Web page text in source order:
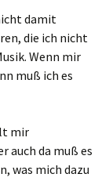
damit
die ich nicht
Wenn mir
muß ich es
mir
auch da muß es
was mich dazu